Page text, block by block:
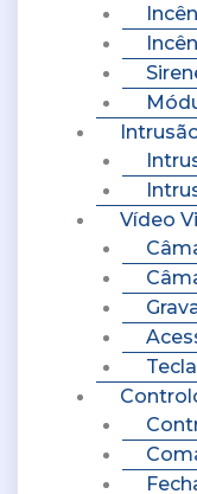
Vídeo